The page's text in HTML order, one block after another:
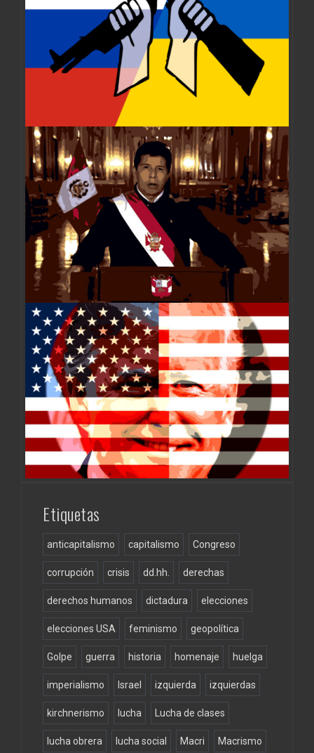
Etiquetas
anticapitalismo capitalismo Congreso
corrupción crisis dd.hh. derechas
derechos humanos dictadura elecciones
elecciones USA feminismo geopolítica
Golpe guerra historia homenaje huelga
imperialismo Israel izquierda izquierdas
kirchnerismo lucha Lucha de clases
lucha obrera lucha social Macri Macrismo